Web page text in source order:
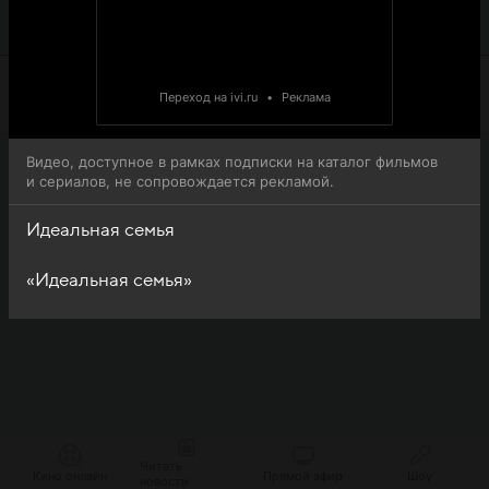
Переход на ivi.ru • Реклама
Видео, доступное в рамках подписки на каталог фильмов
и сериалов, не сопровождается рекламой.
Идеальная семья
«Идеальная семья»